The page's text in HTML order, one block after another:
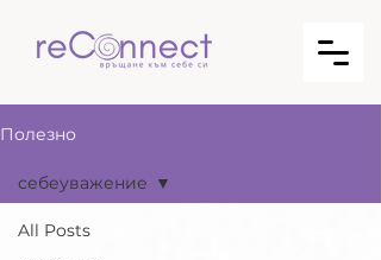
Полезно
All Posts
себеуважение